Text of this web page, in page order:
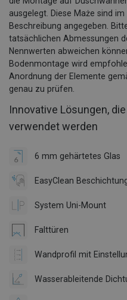
ausgelegt. Diese Maże sind
Beschreibung angegeben.
tatsächlichen Abmessungen
Nennwerten abweichen
Bodenmontage wird
Anordnung der Elemente
genau zu prüfen.
Innovative Lösungen,
verwendet werden
6 mm gehärtetes Glas
EasyClean
System Uni-Mount
Falttüren
Wandprofil mit
Wasserableitende